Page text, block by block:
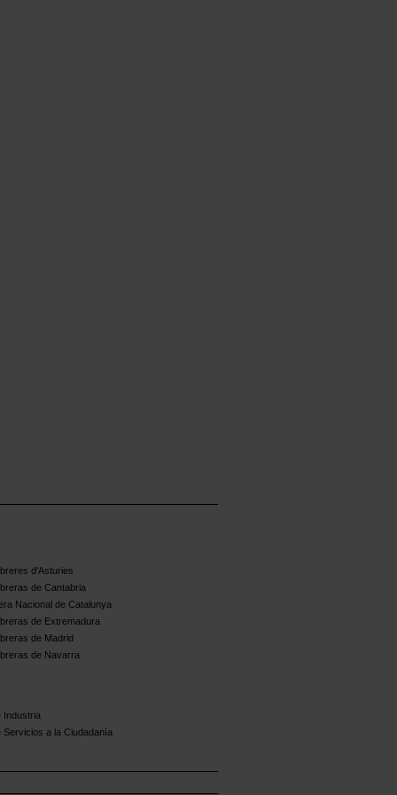
d'Asturies
de Cantabria
Nacional de Catalunya
de Extremadura
de Madrid
de Navarra
Industria
Servicios a la Ciudadanía